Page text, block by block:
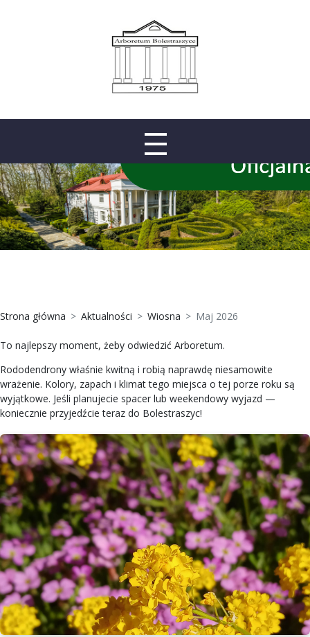
Strona główna Aktualności Wiosna Maj 2026
To najlepszy moment, żeby odwiedzić Arboretum.
Rododendrony właśnie kwitną i robią naprawdę niesamowite
wrażenie. Kolory, zapach i klimat tego miejsca o tej porze roku są
wyjątkowe. Jeśli planujecie spacer lub weekendowy wyjazd —
koniecznie przyjedźcie teraz do Bolestraszyc!